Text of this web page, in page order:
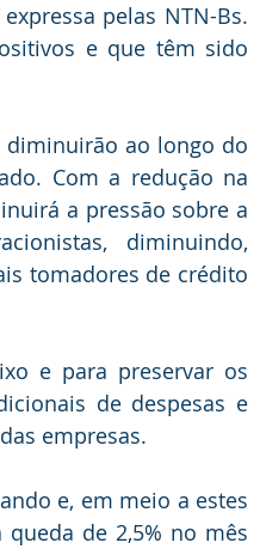
pelas NTN-Bs.
e que têm sido
diminuirão ao longo do
Com a redução na
a pressão sobre a
diminuindo,
tomadores de crédito
e para preservar os
de despesas e
empresas.
e, em meio a estes
queda de 2,5% no mês